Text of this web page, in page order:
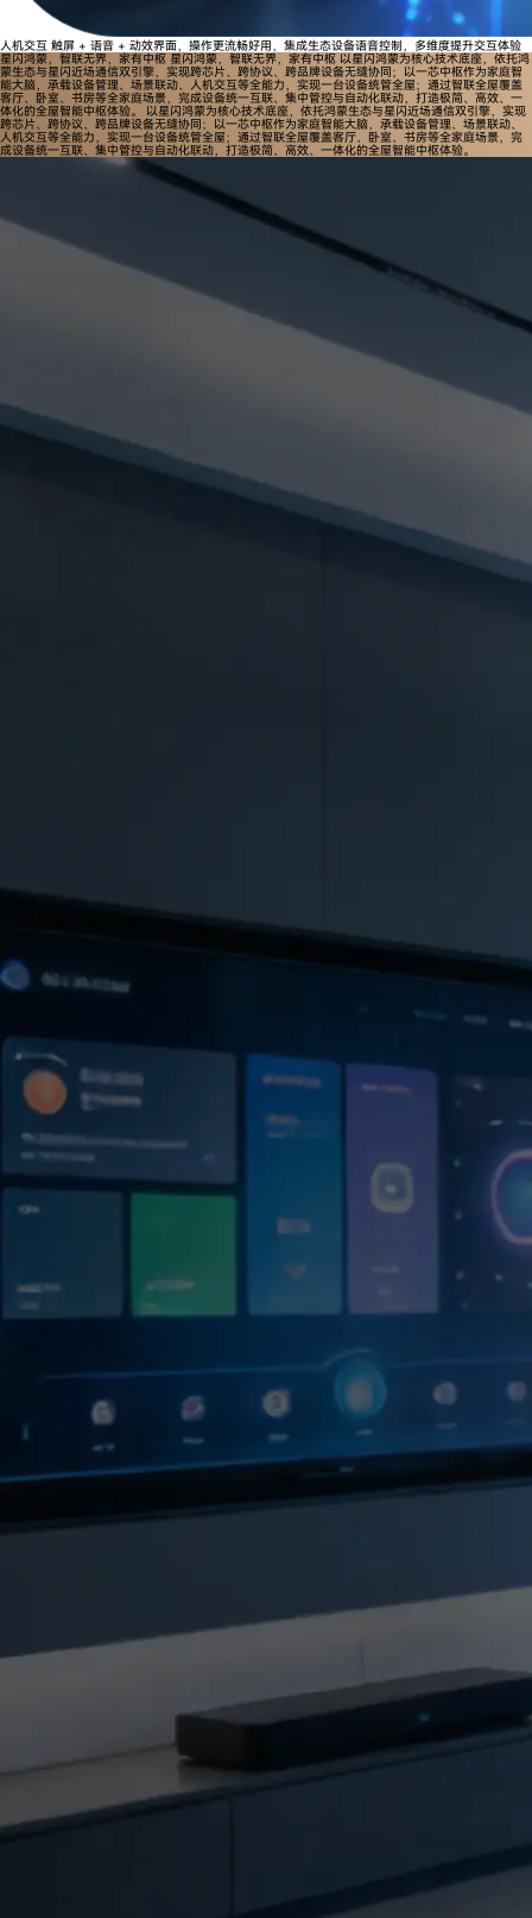
人机交互 触屏 + 语音 + 动效界面，操作更流畅好用，集成生态设备语音控制，多维度提升交互体验
星闪鸿蒙，智联无界，家有中枢 星闪鸿蒙，智联无界，家有中枢 以星闪鸿蒙为核心技术底座，依托鸿
蒙生态与星闪近场通信双引擎，实现跨芯片、跨协议、跨品牌设备无缝协同；以一芯中枢作为家庭智
能大脑，承载设备管理、场景联动、人机交互等全能力，实现一台设备统管全屋；通过智联全屋覆盖
客厅、卧室、书房等全家庭场景，完成设备统一互联、集中管控与自动化联动，打造极简、高效、一
体化的全屋智能中枢体验。
以星闪鸿蒙为核心技术底座，依托鸿蒙生态与星闪近场通信双引擎，实现
跨芯片、跨协议、跨品牌设备无缝协同；以一芯中枢作为家庭智能大脑，承载设备管理、场景联动、
人机交互等全能力，实现一台设备统管全屋；通过智联全屋覆盖客厅、卧室、书房等全家庭场景，完
成设备统一互联、集中管控与自动化联动，打造极简、高效、一体化的全屋智能中枢体验。